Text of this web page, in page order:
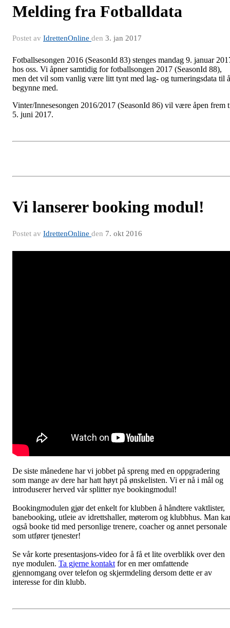
Melding fra Fotballdata
Postet av IdrettenOnline den 3. jan 2017
Fotballsesongen 2016 (SeasonId 83) stenges mandag 9. januar
hos oss. Vi åpner samtidig for fotballsongen 2017 (SeasonId 88),
men det vil som vanlig være litt tynt med lag- og turneringsdata til å
begynne med.
Vinter/Innesesongen 2016/2017 (SeasonId 86) vil være åpen frem
5. juni 2017.
Vi lanserer booking modul!
Postet av IdrettenOnline den 7. okt 2016
De siste månedene har vi jobbet på spreng med en oppgradering
som mange av dere har hatt høyt på ønskelisten. Vi er nå i mål og
introduserer herved vår splitter nye bookingmodul!
Bookingmodulen gjør det enkelt for klubben å håndtere vaktlister,
banebooking, utleie av idrettshaller, møterom og klubbhus. Man
også booke tid med personlige trenere, coacher og annet personale
som utfører tjenester!
Se vår korte presentasjons-video for å få et lite overblikk over den
nye modulen. Ta gjerne kontakt for en mer omfattende
gjennomgang over telefon og skjermdeling dersom dette er av
interesse for din klubb.